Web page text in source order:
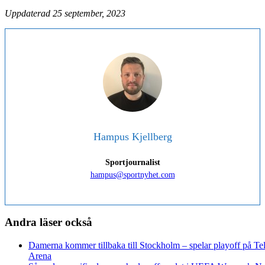
Uppdaterad 25 september, 2023
Hampus Kjellberg
Sportjournalist
hampus@sportnyhet.com
Andra läser också
Damerna kommer tillbaka till Stockholm – spelar playoff på
Arena